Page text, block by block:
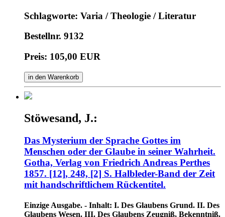
Schlagworte: Varia / Theologie / Literatur
Bestellnr. 9132
Preis: 105,00 EUR
in den Warenkorb
Stöwesand, J.:
Das Mysterium der Sprache Gottes im
Menschen oder der Glaube in seiner Wahrheit.
Gotha, Verlag von Friedrich Andreas Perthes
1857. [12], 248, [2] S. Halbleder-Band der Zeit
mit handschriftlichem Rückentitel.
Einzige Ausgabe. - Inhalt: I. Des Glaubens Grund. II. Des
Glaubens Wesen. III. Des Glaubens Zeugniß, Bekenntniß.